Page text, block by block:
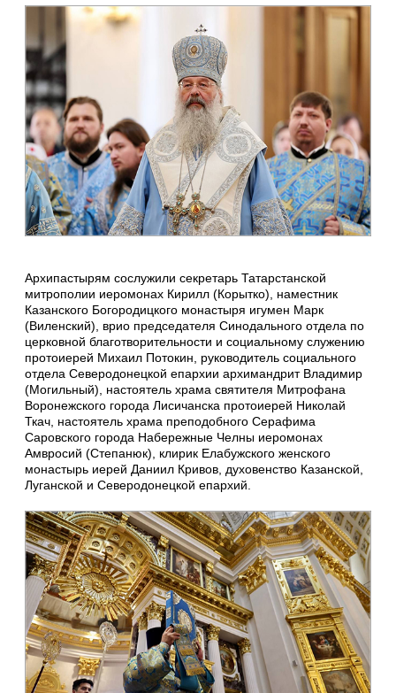
Архипастырям сослужили секретарь Татарстанской
митрополии иеромонах Кирилл (Корытко), наместник
Казанского Богородицкого монастыря игумен Марк
(Виленский), врио председателя Синодального отдела по
церковной благотворительности и социальному служению
протоиерей Михаил Потокин, руководитель социального
отдела Северодонецкой епархии архимандрит Владимир
(Могильный), настоятель храма святителя Митрофана
Воронежского города Лисичанска протоиерей Николай
Ткач, настоятель храма преподобного Серафима
Саровского города Набережные Челны иеромонах
Амвросий (Степанюк), клирик Елабужского женского
монастырь иерей Даниил Кривов, духовенство Казанской,
Луганской и Северодонецкой епархий.